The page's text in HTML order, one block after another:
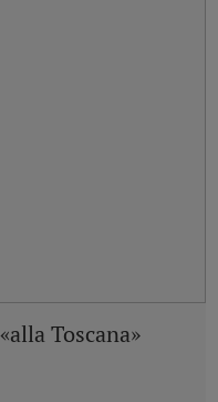
Toscana»